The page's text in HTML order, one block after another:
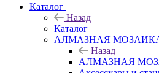
Каталог
Назад
Каталог
АЛМАЗНАЯ
Назад
АЛМАЗНАЯ